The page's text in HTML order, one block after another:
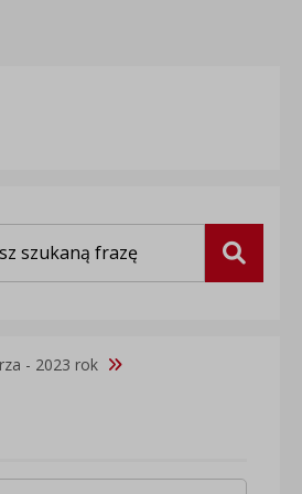
Szukaj
- 2023 rok